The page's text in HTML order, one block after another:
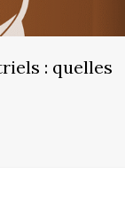
: quelles